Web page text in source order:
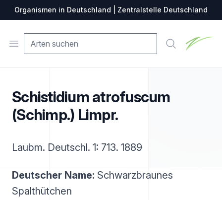
Organismen in Deutschland | Zentralstelle Deutschland
Open menu Suche
Schistidium atrofuscum
(Schimp.) Limpr.
Laubm. Deutschl. 1: 713. 1889
Deutscher Name: Schwarzbraunes
Spalthütchen